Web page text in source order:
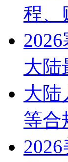
程、
大陆
大陆
等合